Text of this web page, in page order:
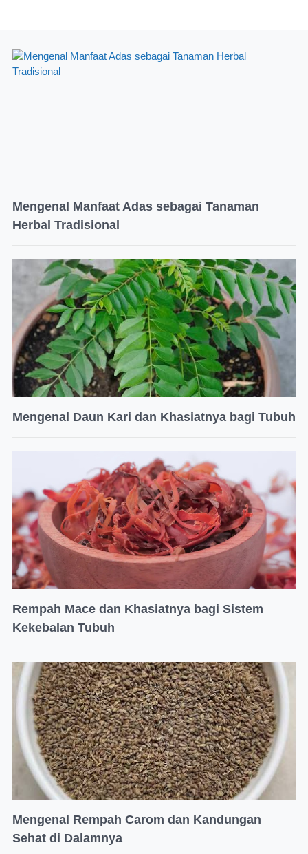
Mengenal Manfaat Adas sebagai Tanaman
Herbal Tradisional
Mengenal Daun Kari dan Khasiatnya bagi Tubuh
Rempah Mace dan Khasiatnya bagi Sistem
Kekebalan Tubuh
Mengenal Rempah Carom dan Kandungan
Sehat di Dalamnya